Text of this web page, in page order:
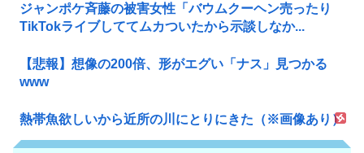
ジャンポケ斉藤の被害女性「バウムクーヘン売ったり
TikTokライブしててムカついたから示談しなか...
【悲報】想像の200倍、形がエグい「ナス」見つかる
www
熱帯魚欲しいから近所の川にとりにきた（※画像あり）